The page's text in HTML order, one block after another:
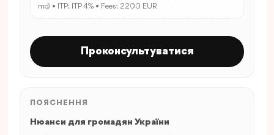
mo) • ITP: ITP 4% • Fees: 2200 EUR
Проконсультуватися
ПОЯСНЕННЯ
Нюанси для громадян України